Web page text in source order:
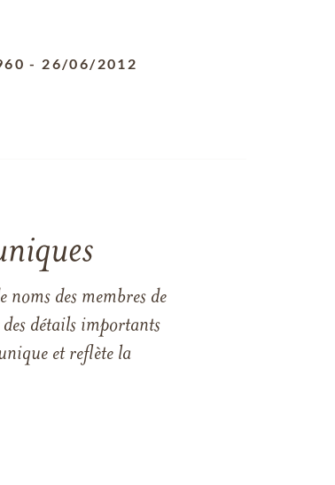
- 26/06/2012
des membres de
détails importants
et reflète la